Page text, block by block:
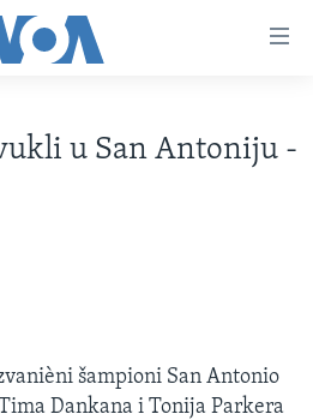
u San Antoniju -
šampioni San Antonio
Dankana i Tonija Parkera